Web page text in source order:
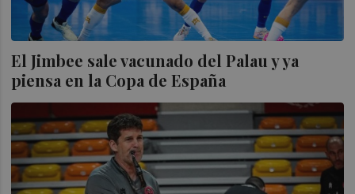
El Jimbee sale vacunado del Palau y ya
piensa en la Copa de España